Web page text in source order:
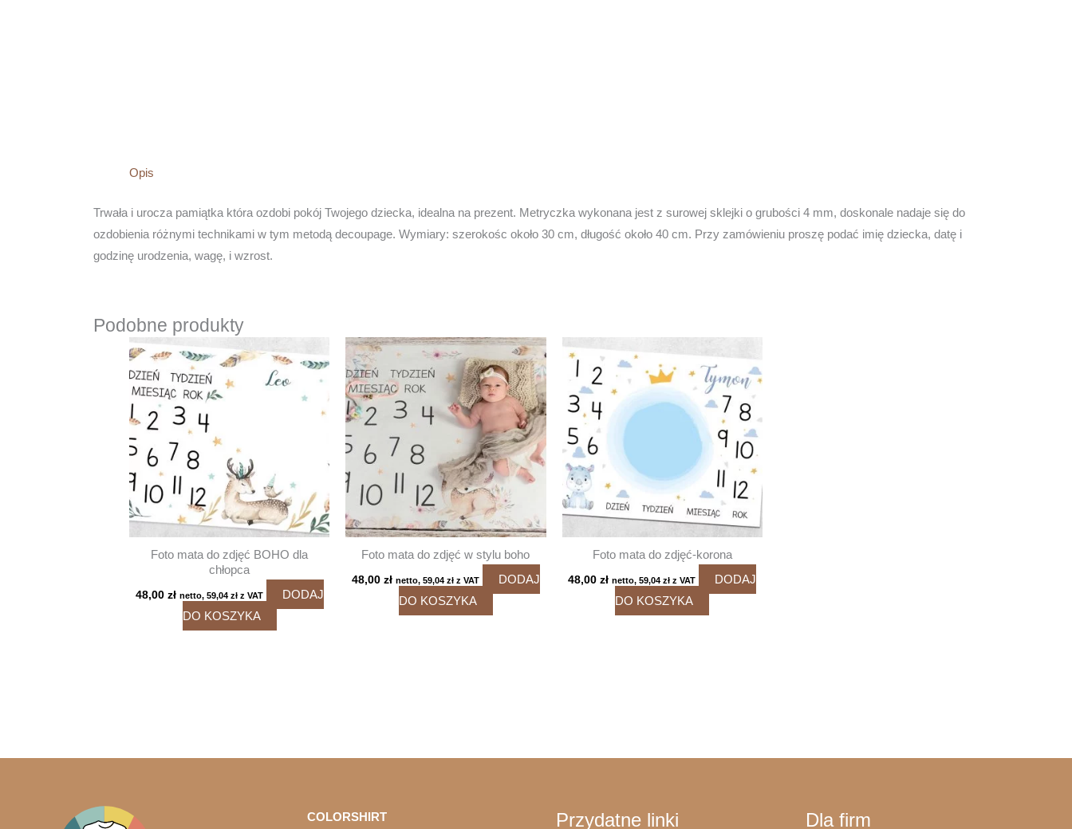
Opis
Trwała i urocza pamiątka która ozdobi pokój Twojego dziecka, idealna na prezent. Metryczka wykonana jest z surowej sklejki o grubości 4 mm, doskonale nadaje się do
ozdobienia różnymi technikami w tym metodą decoupage. Wymiary: szerokośc około 30 cm, długość około 40 cm. Przy zamówieniu proszę podać imię dziecka, datę i
godzinę urodzenia, wagę, i wzrost.
Podobne produkty
Foto mata do zdjęć BOHO dla
chłopca
48,00 zł netto, 59,04 złz VAT
DODAJ
DO KOSZYKA
Foto mata do zdjęć w stylu boho
48,00 zł netto, 59,04 złz VAT
DODAJ
DO KOSZYKA
Foto mata do zdjęć-korona
48,00zł netto,59,04zł z VAT
DODAJ
DO KOSZYKA
COLORSHIRT Przydatne linki Dla firm